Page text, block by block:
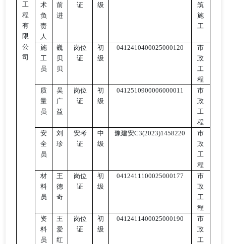
工
程
有
限
公
司
术
负
责
人
前
进
证
级
筑
施
工
施
工
员
巍
贝
贝
岗位
证
初
级
0412410400025000120
市
政
工
程
质
量
员
吴
广
益
岗位
证
初
级
0412510900006000011
市
政
工
程
安
全
员
刘
珍
安考
证
中
级
豫建安C3(2023)1458220
市
政
工
程
材
料
员
王
德
奇
岗位
证
初
级
0412411100025000177
市
政
工
程
资
料
员
王
爱
红
岗位
证
初
级
0412411400025000190
市
政
工